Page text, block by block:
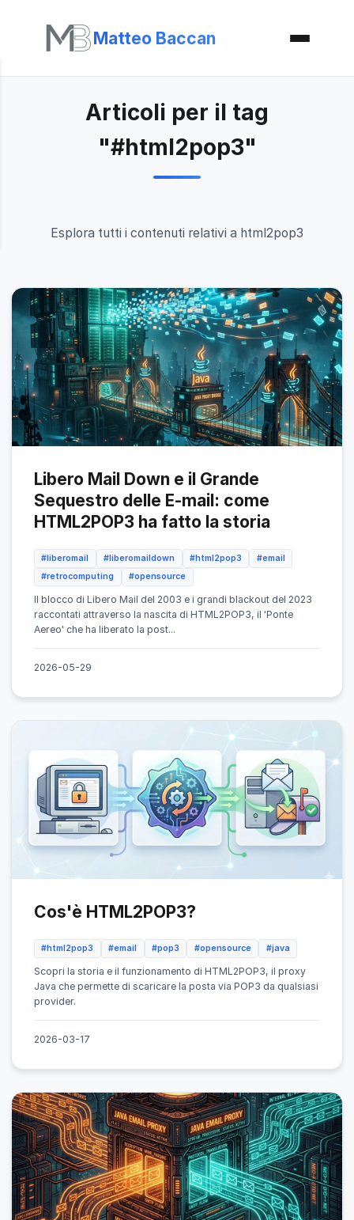
Matteo Baccan
Articoli per il tag
"#html2pop3"
Esplora tutti i contenuti relativi a html2pop3
Libero Mail Down e il Grande
Sequestro delle E-mail: come
HTML2POP3 ha fatto la storia
#liberomail #liberomaildown #html2pop3
#email
#retrocomputing
#opensource
Il blocco di Libero Mail del 2003 e i grandi blackout del 2023
raccontati attraverso la nascita di HTML2POP3, il 'Ponte
Aereo' che ha liberato la post...
2026-05-29
Cos'è HTML2POP3?
#html2pop3 #email #pop3 #opensource #java
Scopri la storia e il funzionamento di HTML2POP3, il proxy
Java che permette di scaricare la posta via POP3 da qualsiasi
provider.
2026-03-17